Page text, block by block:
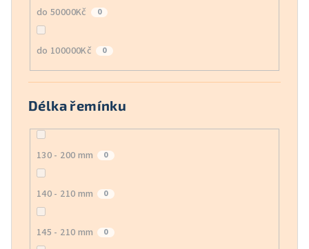
do 50000Kč 0
do 100000Kč 0
Délka řemínku
130 - 200 mm 0
140 - 210 mm 0
145 - 210 mm 0